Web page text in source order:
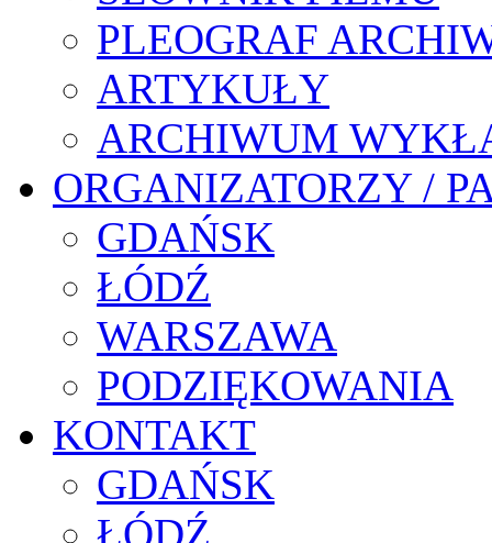
PLEOGRAF
ARTYKUŁY
ARCHIWUM
ORGANIZATORZY /
GDAŃSK
ŁÓDŹ
WARSZAWA
PODZIĘKOWANIA
KONTAKT
GDAŃSK